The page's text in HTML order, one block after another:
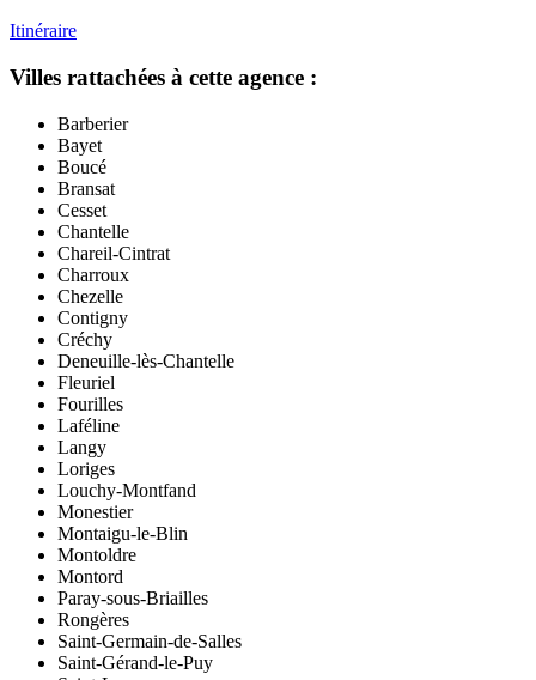
Itinéraire
Villes rattachées à cette agence :
Barberier
Bayet
Boucé
Bransat
Cesset
Chantelle
Chareil-Cintrat
Charroux
Chezelle
Contigny
Créchy
Deneuille-lès-Chantelle
Fleuriel
Fourilles
Laféline
Langy
Loriges
Louchy-Montfand
Monestier
Montaigu-le-Blin
Montoldre
Montord
Paray-sous-Briailles
Rongères
Saint-Germain-de-Salles
Saint-Gérand-le-Puy